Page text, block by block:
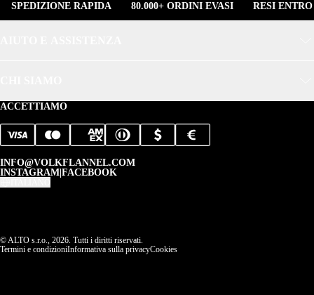
SPEDIZIONE RAPIDA 80.000+ ORDINI EVASI RESI
ACCETTIAMO
INFO@VOLKFLANNEL.COM
INSTAGRAM FACEBOOK
© ALTO s.r.o., 2026. Tutti i diritti riservati.
Termini e condizioniInformativa sulla privacyCookies